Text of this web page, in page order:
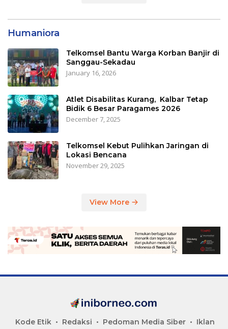
Humaniora
Telkomsel Bantu Warga Korban Banjir di
Sanggau-Sekadau
January 16, 2026
Atlet Disabilitas Kurang, Kalbar Tetap
Bidik 6 Besar Paragames 2026
December 7, 2025
Telkomsel Kebut Pulihkan Jaringan di
Lokasi Bencana
November 29, 2025
View More
Kode Etik Redaksi Pedoman Media Siber Iklan